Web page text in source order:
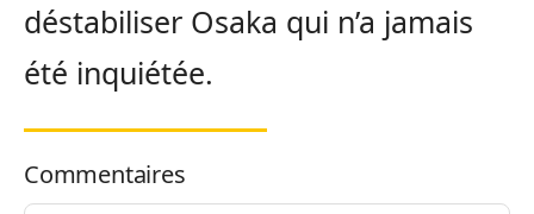
déstabiliser Osaka qui n’a jamais
été inquiétée.
Commentaires